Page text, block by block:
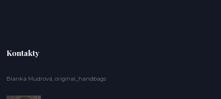
Kontakty
Blanka Mudrová, original_handbags